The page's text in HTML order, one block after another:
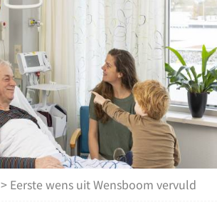
> Eerste wens uit Wensboom vervuld